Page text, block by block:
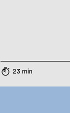
23 min